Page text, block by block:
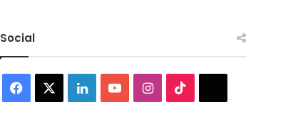
Social
Facebook LinkedInYouTubeInstagram